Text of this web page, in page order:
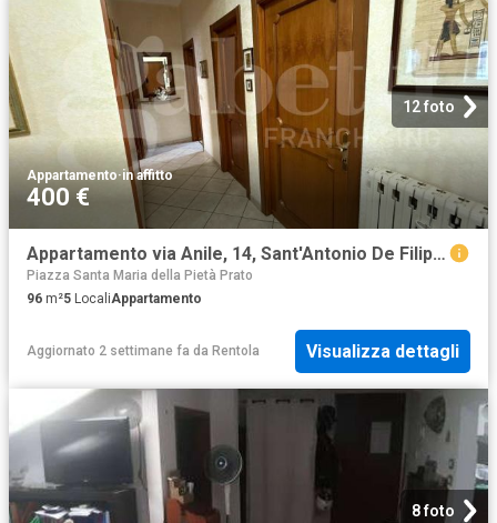
12 foto
Appartamento·in affitto
400 €
Appartamento via Anile, 14, Sant'Antonio De Filippis, Catanzaro
Piazza Santa Maria della Pietà Prato
96 m²5 LocaliAppartamento
Aggiornato 2 settimane fa da Rentola Visualizza dettagli
8 foto